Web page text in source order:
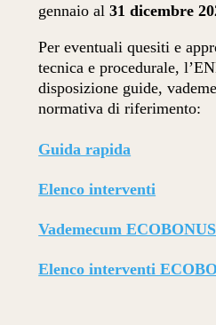
gennaio al31 dicembre
Per eventuali quesiti e
tecnica e procedurale,
disposizione guide,
normativa di riferimento:
Guida rapida
Elenco interventi
Vademecum ECOBONUS
Elenco interventi